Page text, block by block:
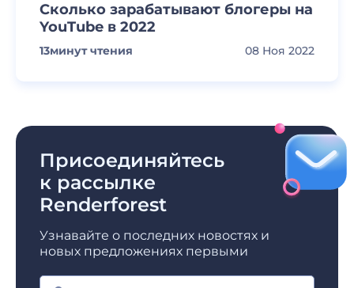
Сколько зарабатывают блогеры на
YouTube в 2022
13минут чтения 08 Ноя 2022
Присоединяйтесь
к рассылке
Renderforest
Узнавайте о последних новостях и
новых предложениях первыми